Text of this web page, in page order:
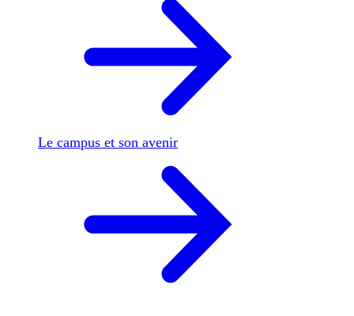
Le campus et son avenir